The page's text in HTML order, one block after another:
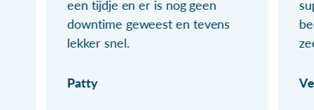
een tijdje en er is nog geen
downtime geweest en tevens
lekker snel.
Patty